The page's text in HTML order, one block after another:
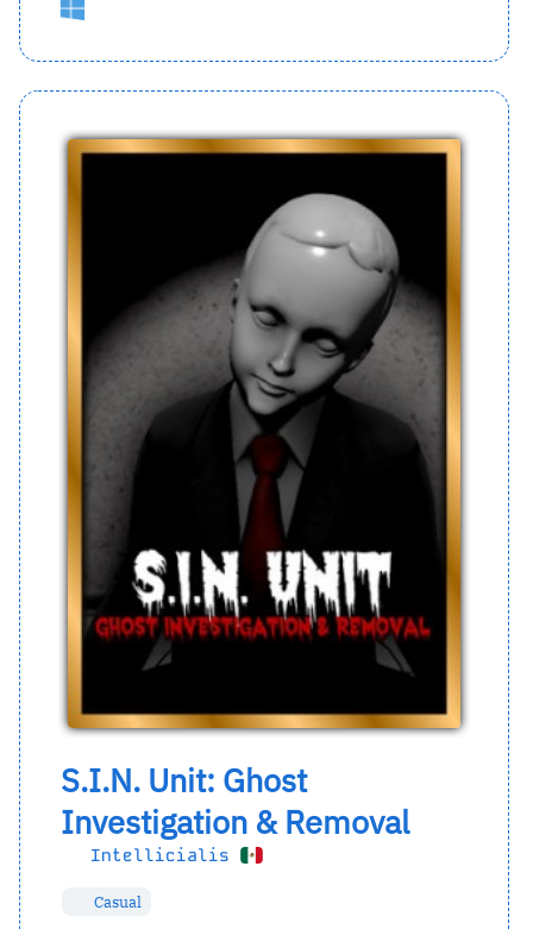
S.I.N. Unit: Ghost
Investigation & Removal
Intellicialis
Casual